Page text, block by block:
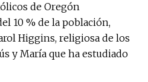
de Oregón
10 % de la población,
Higgins, religiosa de los
y María que ha estudiado